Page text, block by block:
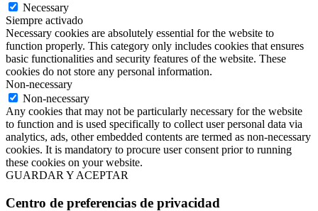
Necessary
Siempre activado
Necessary cookies are absolutely essential for the website to
function properly. This category only includes cookies that ensures
basic functionalities and security features of the website. These
cookies do not store any personal information.
Non-necessary
Non-necessary
Any cookies that may not be particularly necessary for the website
to function and is used specifically to collect user personal data via
analytics, ads, other embedded contents are termed as non-necessary
cookies. It is mandatory to procure user consent prior to running
these cookies on your website.
GUARDAR Y ACEPTAR
Centro de preferencias de privacidad